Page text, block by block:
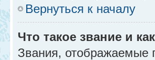
Вернуться к началу
Что такое звание и
Звания, отображаемые